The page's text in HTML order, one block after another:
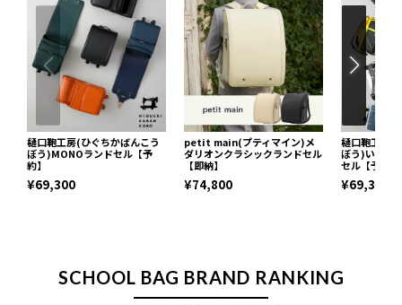
樋口鞄工房(ひぐちかばんこう
ぼう)MONOランドセル【予
約】
¥69,300
petit main(プティマイン)メ
ダリオンクラシックランドセル
【即納】
¥74,800
樋口鞄工房(
ぼう)いろは
セル【予約】
¥69,300
SCHOOL BAG BRAND RANKING